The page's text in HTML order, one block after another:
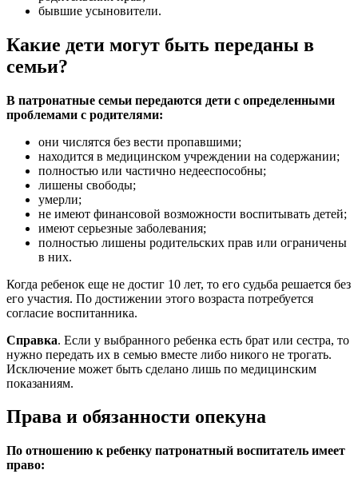
бывшие усыновители.
Какие дети могут быть переданы в
семьи?
В патронатные семьи передаются дети с определенными
проблемами с родителями:
они числятся без вести пропавшими;
находится в медицинском учреждении на содержании;
полностью или частично недееспособны;
лишены свободы;
умерли;
не имеют финансовой возможности воспитывать детей;
имеют серьезные заболевания;
полностью лишены родительских прав или ограничены
в них.
Когда ребенок еще не достиг 10 лет, то его судьба решается без
его участия. По достижении этого возраста потребуется
согласие воспитанника.
Справка. Если у выбранного ребенка есть брат или сестра, то
нужно передать их в семью вместе либо никого не трогать.
Исключение может быть сделано лишь по медицинским
показаниям.
Права и обязанности опекуна
По отношению к ребенку патронатный воспитатель имеет
право: